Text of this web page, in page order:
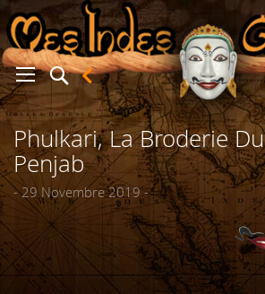
Phulkari, La Broderie Du
Penjab
- 29 Novembre 2019 -